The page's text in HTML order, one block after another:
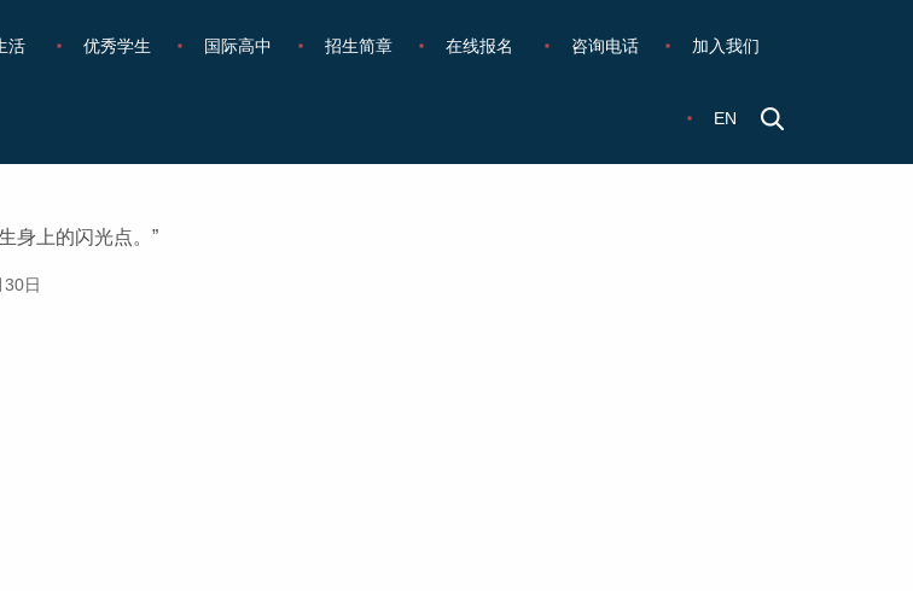
活 优秀学生 国际高中 招生简章 在线报名 咨询电话 加入我们
EN
身上的闪光点。”
日